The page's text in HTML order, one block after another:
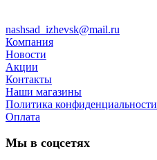
nashsad_izhevsk@mail.ru
Компания
Новости
Акции
Контакты
Наши магазины
Политика конфиденциальности
Оплата
Мы в соцсетях